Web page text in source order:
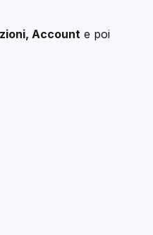
Account e poi